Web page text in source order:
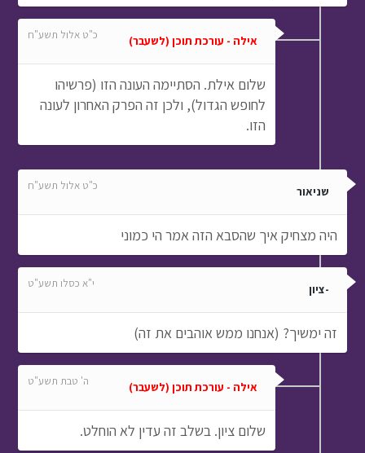
אילה - עורכת תוכן (לשעבר) כ"ט אלול תשע"ח
שלום אילת. הסתיימה העונה הזו (פרשיהו
לחופש הגדול), ולכן זה הפרק האחרון לעונה
הזו.
שניאור כ"ט אלול תשע"ח
היה מצחיק איך שהסבא הזה אמר הי כמוני
-ציון י"א כסלו תשע"ט
זה ימשיך? (אנחנו ממש אוהבים את זה)
אילה - עורכת תוכן (לשעבר) ה' טבת תשע"ט
שלום ציון. בשלב זה עדין לא הוחלט.